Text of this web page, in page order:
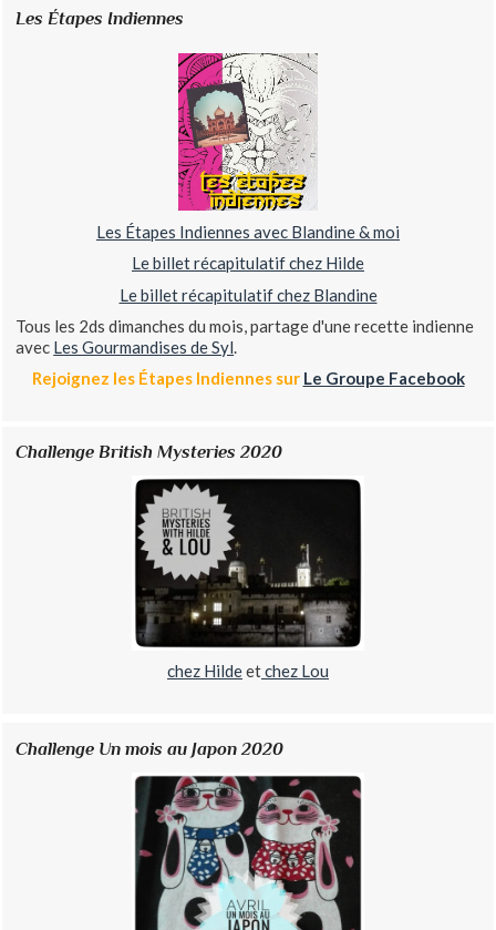
Les Étapes Indiennes
Les Étapes Indiennes avec Blandine & moi
Le billet récapitulatif chez Hilde
Le billet récapitulatif chez Blandine
Tous les 2ds dimanches du mois, partage d'une recette indienne
avec Les Gourmandises de Syl.
Rejoignez les Étapes Indiennes sur Le Groupe Facebook
Challenge British Mysteries 2020
chez Hildeetchez Lou
Challenge Un mois au Japon 2020